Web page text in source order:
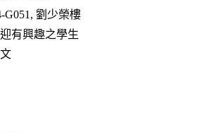
G051, 劉少榮樓
有興趣之學生